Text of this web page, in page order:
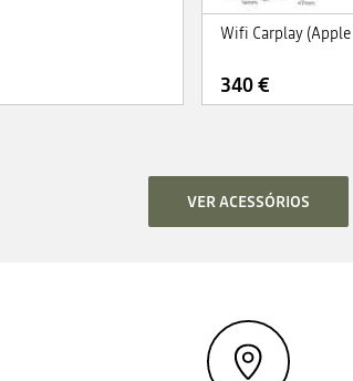
Wifi Carplay
340 €
VER ACESSÓRIOS